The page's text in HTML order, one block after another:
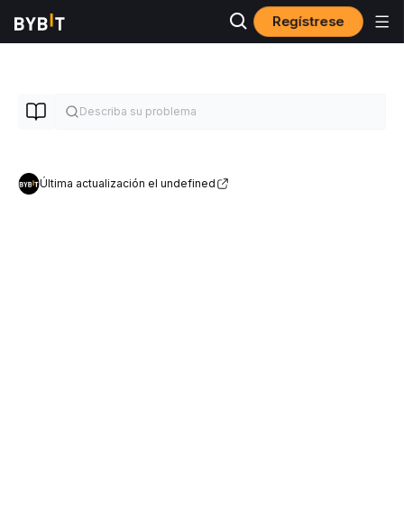
Regístrese
Última actualización el undefined